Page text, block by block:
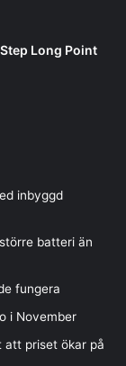
Long Point
inbyggd
batteri än
fungera
i November
att priset ökar på